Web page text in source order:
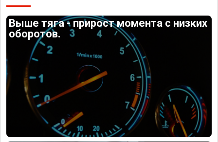
Выше тяга - прирост момента с низких
оборотов.